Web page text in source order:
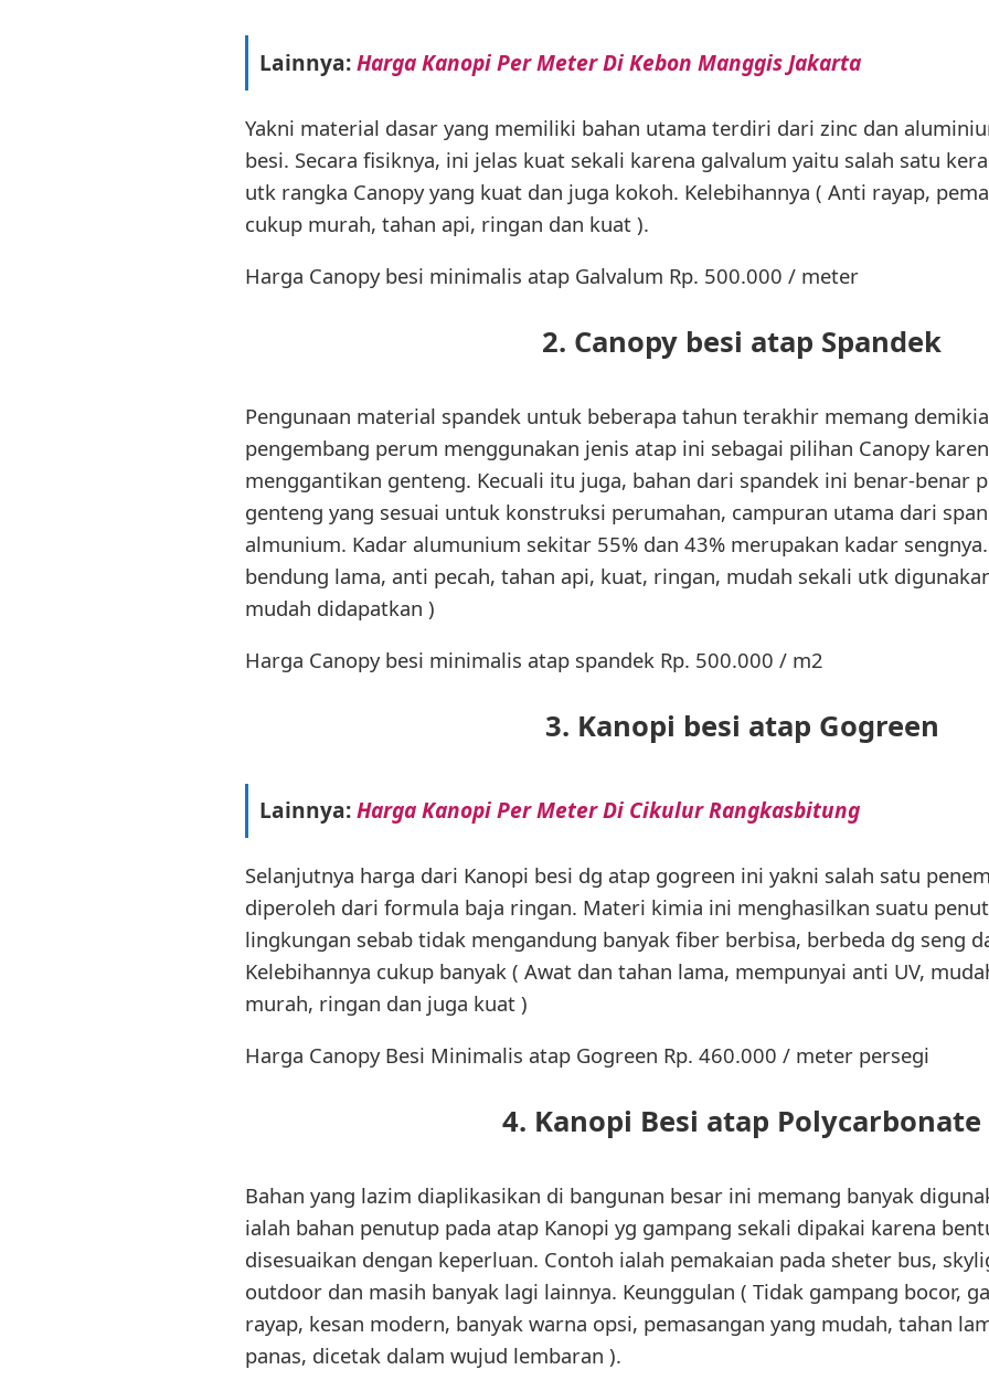
Lainnya:Harga Kanopi Per Meter Di Kebon Manggis Jakarta
Yakni material dasar yang memiliki bahan utama terdiri dari zinc dan
besi. Secara fisiknya, ini jelas kuat sekali karena galvalum yaitu salah satu
utk rangka Canopy yang kuat dan juga kokoh. Kelebihannya ( Anti rayap,
cukup murah, tahan api, ringan dan kuat ).
Harga Canopy besi minimalis atap Galvalum Rp. 500.000 / meter
2. Canopy besi atap Spandek
Pengunaan material spandek untuk beberapa tahun terakhir memang
pengembang perum menggunakan jenis atap ini sebagai pilihan Canopy
menggantikan genteng. Kecuali itu juga, bahan dari spandek ini benar-benar
genteng yang sesuai untuk konstruksi perumahan, campuran utama dari
almunium. Kadar alumunium sekitar 55% dan 43% merupakan kadar
bendung lama, anti pecah, tahan api, kuat, ringan, mudah sekali utk
mudah didapatkan )
Harga Canopy besi minimalis atap spandek Rp. 500.000 / m2
3. Kanopi besi atap Gogreen
Lainnya:Harga Kanopi Per Meter Di Cikulur Rangkasbitung
Selanjutnya harga dari Kanopi besi dg atap gogreen ini yakni salah satu
diperoleh dari formula baja ringan. Materi kimia ini menghasilkan suatu
lingkungan sebab tidak mengandung banyak fiber berbisa, berbeda dg seng
Kelebihannya cukup banyak ( Awat dan tahan lama, mempunyai anti UV,
murah, ringan dan juga kuat )
Harga Canopy Besi Minimalis atap Gogreen Rp. 460.000 / meter persegi
4. Kanopi Besi atap Polycarbonate
Bahan yang lazim diaplikasikan di bangunan besar ini memang banyak
ialah bahan penutup pada atap Kanopi yg gampang sekali dipakai karena
disesuaikan dengan keperluan. Contoh ialah pemakaian pada sheter bus,
outdoor dan masih banyak lagi lainnya. Keunggulan ( Tidak gampang bocor,
rayap, kesan modern, banyak warna opsi, pemasangan yang mudah, tahan
panas, dicetak dalam wujud lembaran ).